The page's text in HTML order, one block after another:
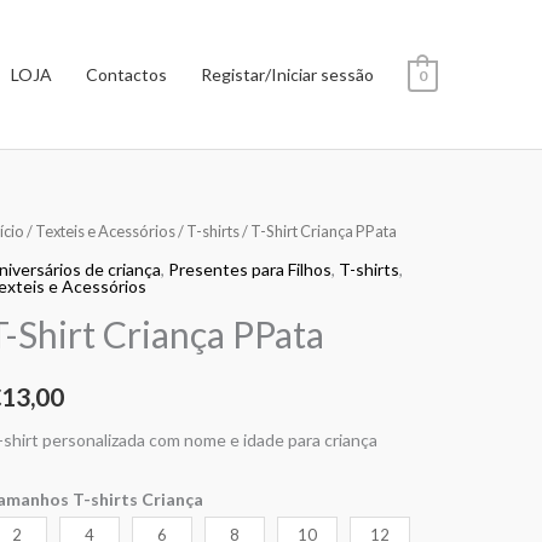
LOJA Contactos Registar/Iniciar sessão 0
/Texteis e Acessórios/T-shirts/ T-Shirt Criança PPata
de criança, Presentes para Filhos, T-shirts,
e Acessórios
Shirt Criança PPata
13,00
shirt personalizada com nome e idade para criança
T-shirts Criança
2 4 6 8 10 12